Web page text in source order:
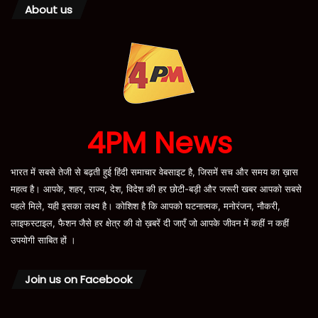
About us
4PM News
भारत में सबसे तेजी से बढ़ती हुई हिंदी समाचार वेबसाइट है, जिसमें सच और समय का ख़ास
महत्व है। आपके, शहर, राज्य, देश, विदेश की हर छोटी-बड़ी और जरूरी खबर आपको सबसे
पहले मिले, यही इसका लक्ष्य है। कोशिश है कि आपको घटनात्मक, मनोरंजन, नौकरी,
लाइफस्टाइल, फैशन जैसे हर क्षेत्र की वो ख़बरें दी जाएँ जो आपके जीवन में कहीं न कहीं
उपयोगी साबित हों ।
Join us on Facebook